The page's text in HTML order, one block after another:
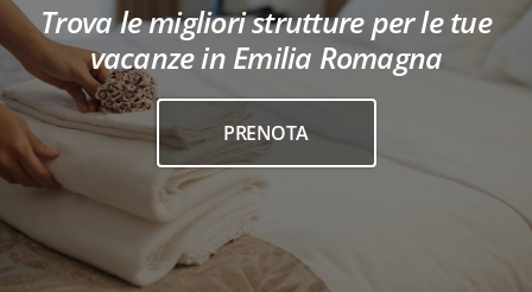
Trova le migliori strutture per le tue
vacanze in Emilia Romagna
PRENOTA